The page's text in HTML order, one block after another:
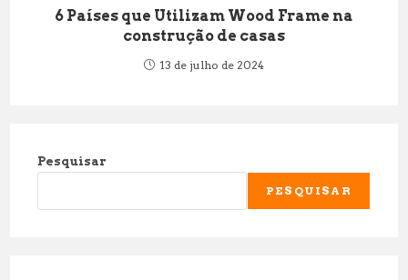
6 Países que Utilizam Wood Frame na
construção de casas
13 de julho de 2024
Pesquisar
PESQUISAR